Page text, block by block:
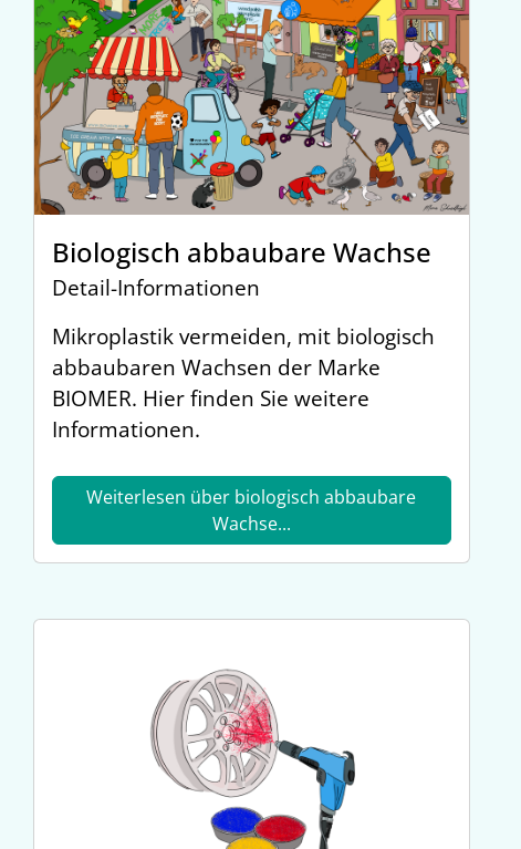
Biologisch abbaubare Wachse
Detail-Informationen
Mikroplastik vermeiden, mit biologisch
abbaubaren Wachsen der Marke
BIOMER. Hier finden Sie weitere
Informationen.
Weiterlesen über biologisch abbaubare
Wachse...